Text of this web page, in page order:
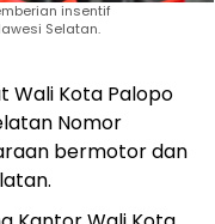
insentif
Selatan.
Wali Kota Palopo
Nomor
bermotor dan